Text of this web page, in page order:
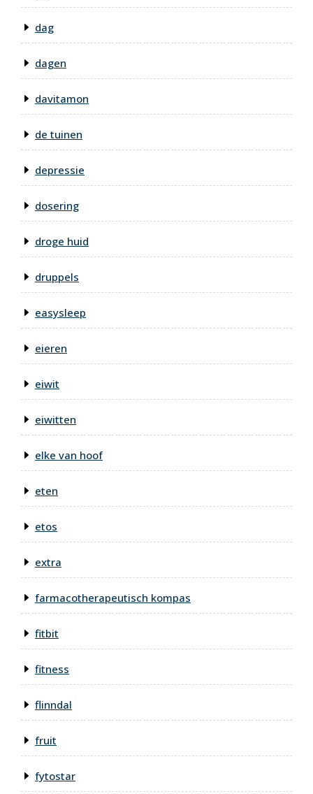
dag
dagen
davitamon
de tuinen
depressie
dosering
droge huid
druppels
easysleep
eieren
eiwit
eiwitten
elke van hoof
eten
etos
extra
farmacotherapeutisch kompas
fitbit
fitness
flinndal
fruit
fytostar